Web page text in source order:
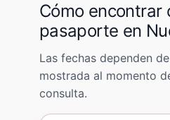
Cómo encontrar
pasaporte en
Las fechas dependen
mostrada al momento
consulta.